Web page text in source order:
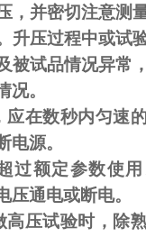
，并密切注意测
升压过程中或试
被试品情况异常
况。
应在数秒内匀速
电源。
过额定参数使
压通电或断电。
压试验时，除